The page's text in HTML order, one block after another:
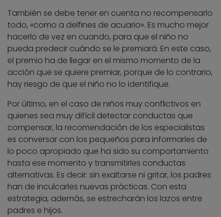
También se debe tener en cuenta no recompensarlo
todo, «como a delfines de acuario». Es mucho mejor
hacerlo de vez en cuando, para que el niño no
pueda predecir cuándo se le premiará. En este caso,
el premio ha de llegar en el mismo momento de la
acción que se quiere premiar, porque de lo contrario,
hay riesgo de que el niño no lo identifique.
Por último, en el caso de niños muy conflictivos en
quienes sea muy difícil detectar conductas que
compensar, la recomendación de los especialistas
es conversar con los pequeños para informarles de
lo poco apropiado que ha sido su comportamiento
hasta ese momento y transmitirles conductas
alternativas. Es decir: sin exaltarse ni gritar, los padres
han de inculcarles nuevas prácticas. Con esta
estrategia, además, se estrecharán los lazos entre
padres e hijos.